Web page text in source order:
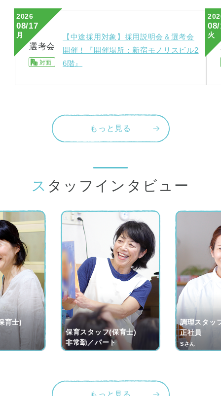
2026
08/17
月
選考会
対面
【中途採用対象】採用説明会＆選考会
開催！『開催場所：新宿モノリスビル2
6階』
火
もっと見る
スタッフインタビュー
育士)
保育スタッフ(保育士)
非常勤／パート
調理スタッ
正社員
Sさん
もっと見る